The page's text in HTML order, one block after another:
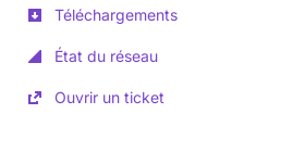
Téléchargements
État du réseau
Ouvrir un ticket